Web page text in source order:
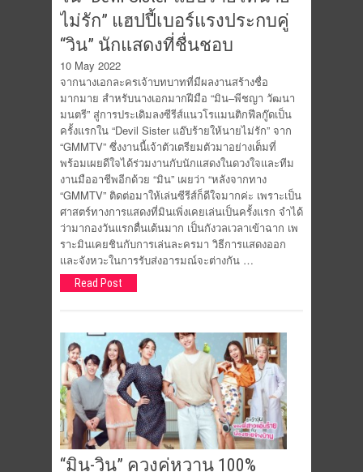
ไม่รัก” แฮปปี้เบอร์แรงประกบคู่
“วิน” นักแสดงที่ชื่นชอบ
10 May 2022
จากนางเอกละครเจ้าบทบาทที่มีผลงานสร้างชื่อ
มากมาย สำหรับนางเอกมากฝีมือ “มิน–พีชญา วัฒนา
มนตรี” สู่การประเดิมลงซีรีส์แนวโรแมนติกฟีลกู๊ดเป็น
ครั้งแรกใน “Devil Sister แอ๊บร้ายให้นายไม่รัก” จาก
“GMMTV” ซึ่งงานนี้เจ้าตัวเตรียมตัวมาอย่างเต็มที่
พร้อมเผยดีใจได้ร่วมงานกับนักแสดงในดวงใจและทีม
งานมืออาชีพอีกด้วย “มิน” เผยว่า “หลังจากทาง
“GMMTV” ติดต่อมาให้เล่นซีรีส์ก็ดีใจมากค่ะ เพราะเป็น
ศาสตร์ทางการแสดงที่มินเพิ่งเคยเล่นเป็นครั้งแรก จำได้
ว่ามากองวันแรกตื่นเต้นมาก เป็นกังวลเวลาเข้าฉาก เพ
ราะมินเคยชินกับการเล่นละครมา วิธีการแสดงออก
และจังหวะในการรับส่งอารมณ์จะต่างกัน …
Read Post
“มิน-วิน” ควงคู่หวาน 100%